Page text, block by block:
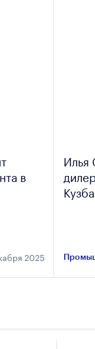
в
2025
Илья